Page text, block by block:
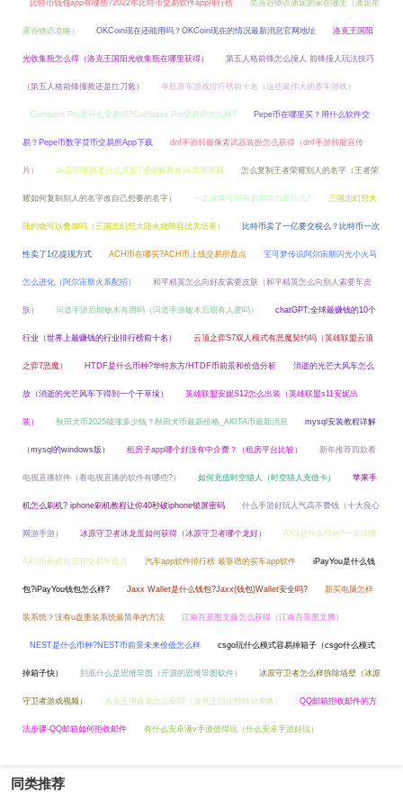
比特币钱包app有哪些?2022年比特币交易软件app排行榜 星露谷物语潘妮的家在哪里（潘妮星
露谷物语攻略） OKCoin现在还能用吗？OKCoin现在的情况最新消息官网地址 洛克王国阳
光收集瓶怎么得（洛克王国阳光收集瓶在哪里获得） 第五人格前锋怎么撞人 前锋撞人玩法技巧
（第五人格前锋撞救还是扛刀救） 单机赛车游戏排行榜前十名（这些最伟大的赛车游戏）
Coinbase Pro是什么交易所?Coinbase Pro交易所怎么样? Pepe币在哪里买？用什么软件交
易？Pepe币数字货币交易所App下载 dnf手游韩服像素武器装扮怎么获得（dnf手游韩服宣传
片） ok卖币限额是什么意思?通俗解释在ok卖币限额 怎么复制王者荣耀别人的名字（王者荣
耀如何复制别人的名字改自己想要的名字） 一文读懂元宇宙的驱动力是什么? 三国志幻想大
陆灼烧可以叠加吗（三国志幻想大陆火烧阵容优先培养） 比特币卖了一亿要交税么？比特币一次
性卖了1亿提现方式 ACH币在哪买?ACH币上线交易所盘点 宝可梦传说阿尔宙斯闪光小火马
怎么进化（阿尔宙斯火系配招） 和平精英怎么向好友索要皮肤（和平精英怎么向别人索要车皮
肤） 问道手游后期敏木有用吗（问道手游敏木后期有人要吗） chatGPT:全球最赚钱的10个
行业（世界上最赚钱的行业排行榜前十名） 云顶之弈S7双人模式有恶魔契约吗（英雄联盟云顶
之弈7恶魔） HTDF是什么币种?华特东方/HTDF币前景和价值分析 消逝的光芒大风车怎么
放（消逝的光芒风车下得到一个干草垛） 英雄联盟安妮S12怎么出装（英雄联盟s11安妮出
装） 秋田犬币2025能涨多少钱？秋田犬币最新价格_AKITA币最新消息 mysql安装教程详解
（mysql的windows版） 租房子app哪个好没有中介费？（租房平台比较） 新年推荐四款看
电视直播软件（看电视直播的软件有哪些?） 如何充值时空猎人（时空猎人充值卡） 苹果手
机怎么刷机? iphone刷机教程让你40秒破iphone锁屏密码 什么手游好玩人气高不费钱（十大良心
网游手游） 冰原守卫者冰龙蛋如何获得（冰原守卫者哪个龙好） AXS是什么币种?一文读懂
AXS币价值前景和交易所盘点 汽车app软件排行榜 最靠谱的买车app软件 iPayYou是什么钱
包?iPayYou钱包怎么样? Jaxx Wallet是什么钱包?Jaxx(钱包)Wallet安全吗? 新买电脑怎样
装系统？没有u盘重装系统最简单的方法 江南百景图文藤怎么获得（江南百景图文腾）
NEST是什么币种?NEST币前景未来价值怎么样 csgo玩什么模式容易掉箱子（csgo什么模式
掉箱子快） 到底什么是思维导图（开源的思维导图软件） 冰原守卫者怎么样拆除墙壁（冰原
守卫者游戏视频） 洛克王国齿龙怎么获得（洛克王国齿轮转动攻略） QQ邮箱拒收邮件的方
法步骤-QQ邮箱如何拒收邮件 有什么安卓满v手游值得玩（什么安卓手游好玩）
同类推荐